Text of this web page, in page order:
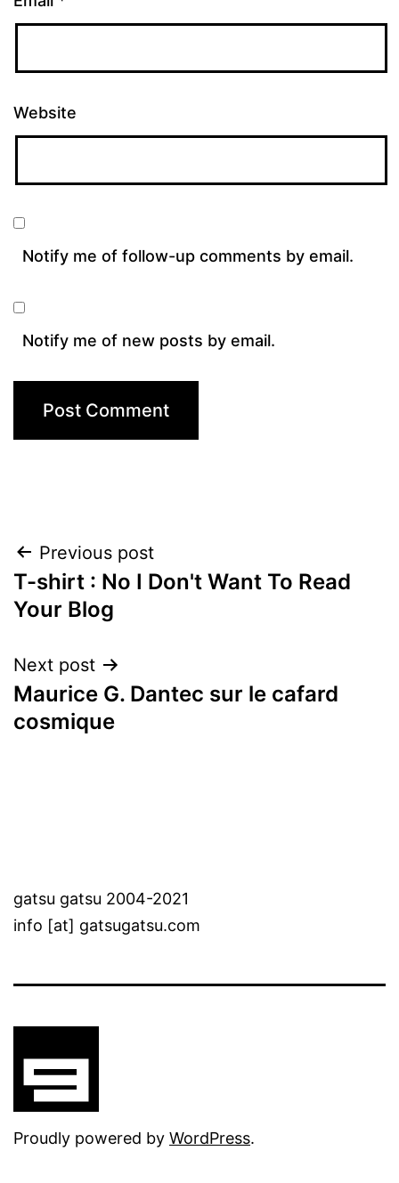
Website
Notify me of follow-up comments by email.
Notify me of new posts by email.
Post
navigation
Previous post
T-shirt : No I Don't Want To Read
Your Blog
Next post
Maurice G. Dantec sur le cafard
cosmique
gatsu gatsu 2004-2021
info [at] gatsugatsu.com
Proudly powered by WordPress.